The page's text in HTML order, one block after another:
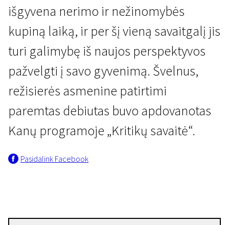
Kertant Europą
Nino
išgyvena nerimo ir nežinomybės
kupiną laiką, ir per šį vieną savaitgalį jis
turi galimybę iš naujos perspektyvos
pažvelgti į savo gyvenimą. Švelnus,
režisierės asmenine patirtimi
paremtas debiutas buvo apdovanotas
Kanų programoje „Kritikų savaitė“.
Pasidalink Facebook